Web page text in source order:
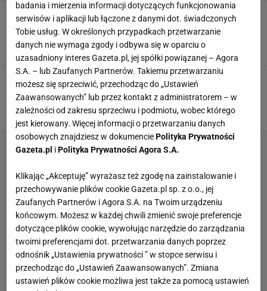
Siadasz w restauracji i... płacisz za
klimatyzację. Internauci w szoku. "Przestańcie
usprawiedliwiać"
AFERA CENY RESTAURACJA
Komunia w domu czy w lokalu?
Dziś to wybieramy chętniej. "Wszyscy się tam
męczyliśmy"
KOMUNIA PRZEKĄSKA RESTAURACJA
badania i mierzenia informacji dotyczących funkcjonowania
serwisów i aplikacji lub łączone z danymi dot. świadczonych
Tobie usług. W określonych przypadkach przetwarzanie
danych nie wymaga zgody i odbywa się w oparciu o
uzasadniony interes Gazeta.pl, jej spółki powiązanej – Agora
S.A. – lub Zaufanych Partnerów. Takiemu przetwarzaniu
możesz się sprzeciwić, przechodząc do „Ustawień
Zaawansowanych” lub przez kontakt z administratorem – w
zależności od zakresu sprzeciwu i podmiotu, wobec którego
jest kierowany. Więcej informacji o przetwarzaniu danych
osobowych znajdziesz w dokumenciePolityka Prywatności
Gazeta.pl iPolityka Prywatności Agora S.A.
Klikając „Akceptuję” wyrażasz też zgodę na zainstalowanie i
przechowywanie plików cookie Gazeta.pl sp. z o.o., jej
Zaufanych Partnerów i Agora S.A. na Twoim urządzeniu
końcowym. Możesz w każdej chwili zmienić swoje preferencje
dotyczące plików cookie, wywołując narzędzie do zarządzania
twoimi preferencjami dot. przetwarzania danych poprzez
odnośnik „Ustawienia prywatności ” w stopce serwisu i
przechodząc do „Ustawień Zaawansowanych”. Zmiana
ustawień plików cookie możliwa jest także za pomocą ustawień